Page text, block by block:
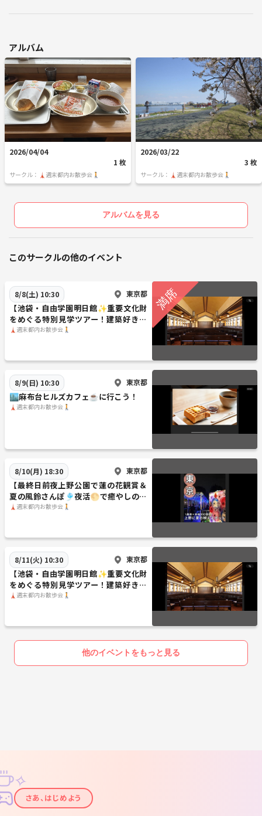
アルバム
2026/04/04
1 枚
サークル：🗼週末都内お散歩会🚶
2026/03/22
3 枚
サークル：🗼週末都内お散歩会🚶
アルバムを見る
このサークルの他のイベント
8/8(土) 10:30 東京都
【池袋・自由学園明日館✨重要文化財
をめぐる特別見学ツアー！建築好き歓
迎／
🗼週末都内お散歩会🚶
8/9(日) 10:30 東京都
🏙️麻布台ヒルズカフェ☕️に行こう！
🗼週末都内お散歩会🚶
8/10(月) 18:30 東京都
【最終日前夜上野公園で蓮の花観賞＆
夏の風鈴さんぽ🎐夜活🌕で癒やしのひ
とときを体験！
🗼週末都内お散歩会🚶
8/11(火) 10:30 東京都
【池袋・自由学園明日館✨重要文化財
をめぐる特別見学ツアー！建築好き歓
迎／
🗼週末都内お散歩会🚶
他のイベントをもっと見る
✦
✧
さあ、はじめよう